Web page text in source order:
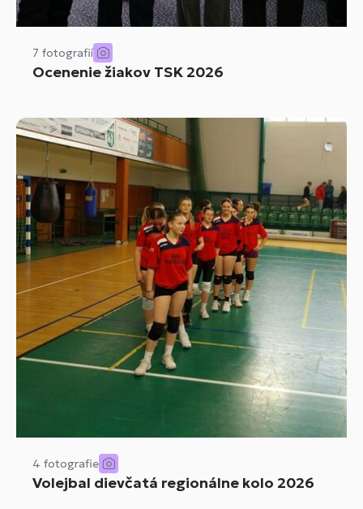
7 fotografií
Ocenenie žiakov TSK 2026
4 fotografie
Volejbal dievčatá regionálne kolo 2026